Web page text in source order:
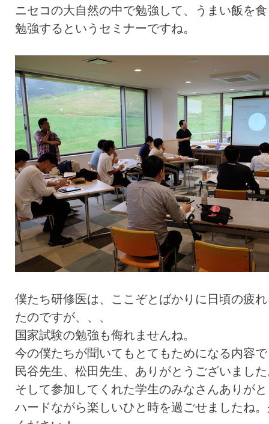
ニセコの大自然の中で勉強して、うまい飯を
勉強するというセミナーですね。
僕たち研修医は、ここぞとばかりに日頃の疲
たのですが、、、
国家試験の勉強も侮れませんね。
今の僕たちが聞いてもとてもためになる内容
民谷先生、松田先生、ありがとうございまし
そして参加してくれた学生のみなさんありが
ハードながら楽しいひと時を過ごせましたね